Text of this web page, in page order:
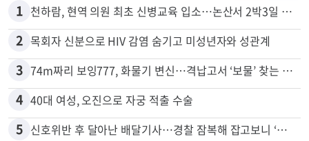
1 천하람, 현역 의원 최초 신병교육 입소…논산서 2박3일 생활
2 목회자 신분으로 HIV 감염 숨기고 미성년자와 성관계
3 74m짜리 보잉777, 화물기 변신…격납고서 ‘보물’ 찾는 인천공항
4 40대 여성, 오진으로 자궁 적출 수술
5 신호위반 후 달아난 배달기사…경찰 잠복해 잡고보니 ‘반전’